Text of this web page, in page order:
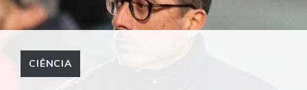
CIÊNCIA